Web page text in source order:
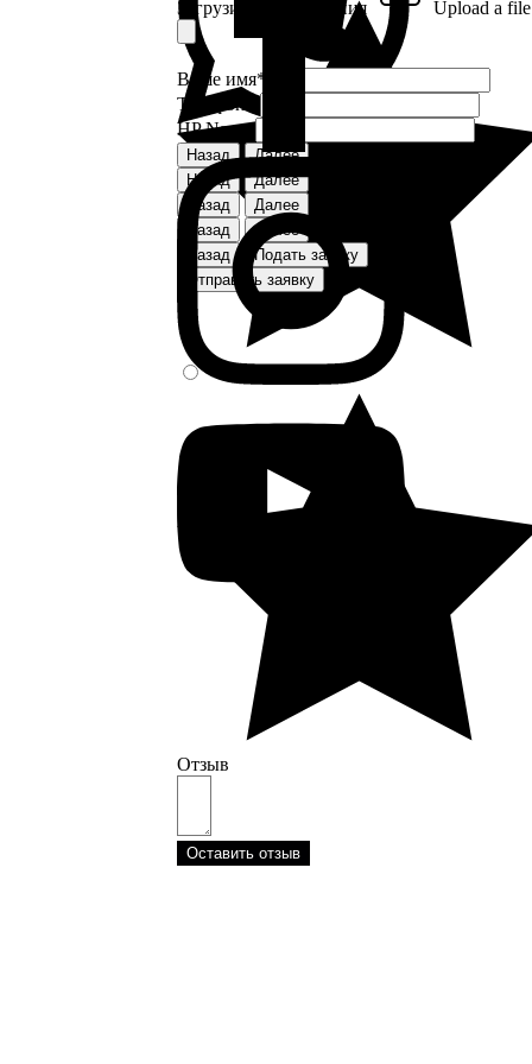
Отзыв
Оставить отзыв
Загрузите изображения Upload a file
Ваше имя*
Телефон
HP Name
Назад
Далее
Назад
Далее
Назад
Далее
Назад
Далее
Назад
Подать заявку
Отправить заявку